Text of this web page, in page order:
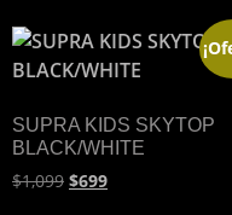
SUPRA KIDS SKYTOP
BLACK/WHITE
$1,099 $699